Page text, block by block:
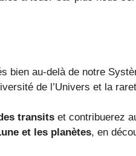
bien au-delà de notre
de l’Univers et la
transitset contribuerez
et les planètes, en